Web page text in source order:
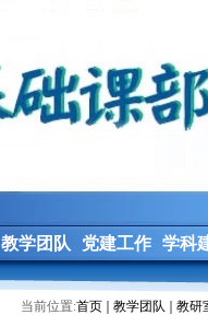
教学团队 党建工作 学科
当前位置:首页 教学团队 教研